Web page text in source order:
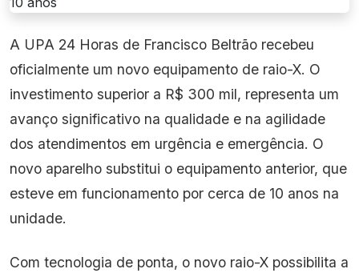
A UPA 24 Horas de Francisco Beltrão recebeu
oficialmente um novo equipamento de raio-X. O
investimento superior a R$ 300 mil, representa um
avanço significativo na qualidade e na agilidade
dos atendimentos em urgência e emergência. O
novo aparelho substitui o equipamento anterior, que
esteve em funcionamento por cerca de 10 anos na
unidade.
Com tecnologia de ponta, o novo raio-X possibilita a